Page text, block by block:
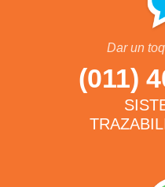
Dar un
(011)